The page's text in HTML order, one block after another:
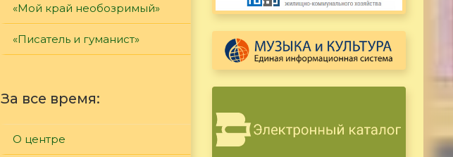
«Мой край необозримый»
«Писатель и гуманист»
За все время:
О центре